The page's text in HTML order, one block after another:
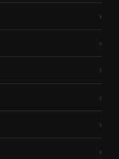
›
›
›
›
›
›